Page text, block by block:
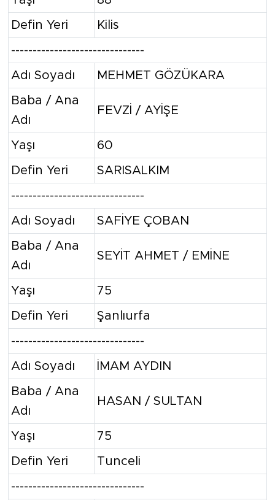
Defin Yeri Kilis
-------------------------------
Adı Soyadı MEHMET GÖZÜKARA
Baba / Ana
Adı
FEVZİ / AYİŞE
Yaşı 60
Defin Yeri SARISALKIM
-------------------------------
Adı Soyadı SAFİYE ÇOBAN
Baba / Ana
Adı
SEYİT AHMET / EMİNE
Yaşı 75
Defin Yeri Şanlıurfa
-------------------------------
Adı Soyadı İMAM AYDIN
Baba / Ana
Adı
HASAN / SULTAN
Yaşı 75
Defin Yeri Tunceli
-------------------------------